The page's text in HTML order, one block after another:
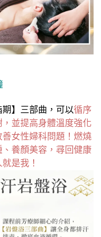
】三部曲，可以循序
並提高身體溫度強化
女性婦科問題 ！ 燃燒
養顏美容，尋回健康
是我 ！